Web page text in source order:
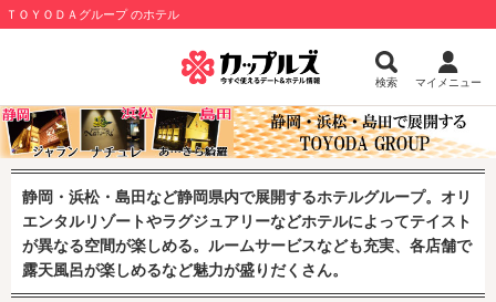
ＴＯＹＯＤＡグループ のホテル
検索 マイメニュー
静岡・浜松・島田など静岡県内で展開するホテルグループ。オリ
エンタルリゾートやラグジュアリーなどホテルによってテイスト
が異なる空間が楽しめる。ルームサービスなども充実、各店舗で
露天風呂が楽しめるなど魅力が盛りだくさん。